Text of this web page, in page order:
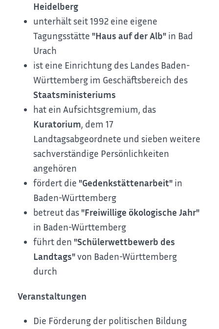
Heidelberg
unterhält seit 1992 eine eigene
Tagungsstätte "Haus auf der Alb" in Bad
Urach
ist eine Einrichtung des Landes Baden-
Württemberg im Geschäftsbereich des
Staatsministeriums
hat ein Aufsichtsgremium, das
Kuratorium, dem 17
Landtagsabgeordnete und sieben weitere
sachverständige Persönlichkeiten
angehören
fördert die "Gedenkstättenarbeit" in
Baden-Württemberg
betreut das "Freiwillige ökologische Jahr"
in Baden-Württemberg
führt den "Schülerwettbewerb des
Landtags"von Baden-Württemberg
durch
Veranstaltungen
Die Förderung der politischen Bildung